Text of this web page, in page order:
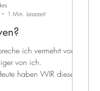
ich vermehrt von
von ich.
haben WIR diese
1 Min. Lesezeit